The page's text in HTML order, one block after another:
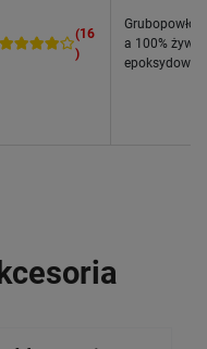
(16
)
a 100%
epoksydowa.